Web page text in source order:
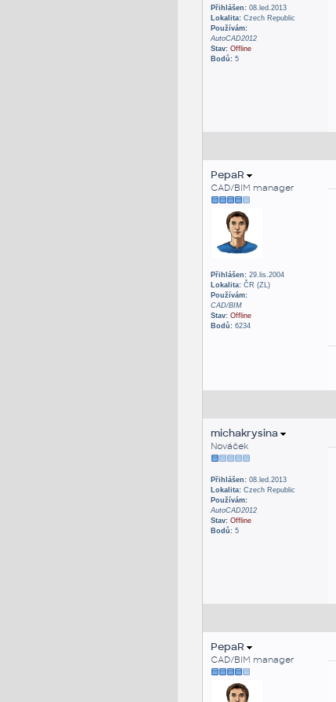
Přihlášen:08.led.2013
Lokalita:Czech Republic
Používám:
AutoCAD2012
Stav: Offline
Bodů:5
PepaR
CAD/BIM manager
Přihlášen:29.lis.2004
Lokalita:ČR (ZL)
Používám:
CAD/BIM
Stav: Offline
Bodů:6234
michakrysina
Nováček
Přihlášen:08.led.2013
Lokalita:Czech Republic
Používám:
AutoCAD2012
Stav: Offline
Bodů:5
PepaR
CAD/BIM manager